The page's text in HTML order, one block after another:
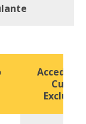
Accede a
Curso
Exclusivo